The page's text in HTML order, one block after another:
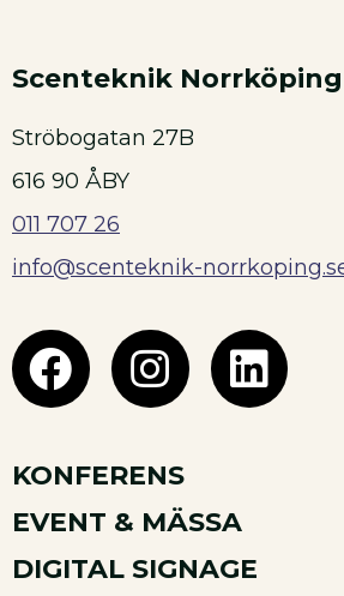
Scenteknik Norrköping
Ströbogatan 27B
616 90 ÅBY
011 707 26
info@scenteknik-
KONFERENS
EVENT & MÄSSA
DIGITAL SIGNAGE